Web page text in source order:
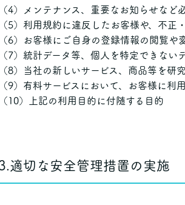
（4）メンテナンス、重要なお知らせなど
（5）利用規約に違反したお客様や、不
（6）お客様にご自身の登録情報の閲覧
（7）統計データ等、個人を特定できない
（8）当社の新しいサービス、商品等を研
（9）有料サービスにおいて、お客様に利
（10）上記の利用目的に付随する目的
適切な安全管理措置の実施